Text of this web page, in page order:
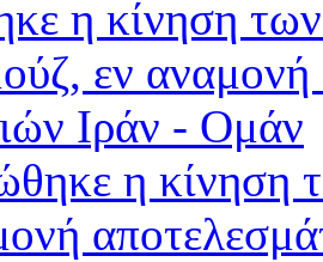
η κίνηση